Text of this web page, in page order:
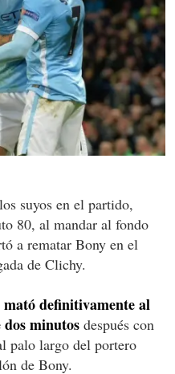
suyos en el partido,
80, al mandar al fondo
a rematar Bony en el
de Clichy.
definitivamente al
dos minutos después con
palo largo del portero
de Bony.